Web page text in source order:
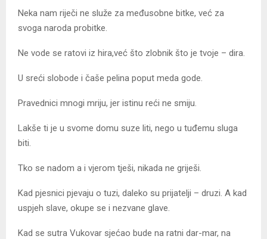
Neka nam riječi ne služe za međusobne bitke, već za
svoga naroda probitke.
Ne vode se ratovi iz hira,već što zlobnik što je tvoje – dira.
U sreći slobode i čaše pelina poput meda gode.
Pravednici mnogi mriju, jer istinu reći ne smiju.
Lakše ti je u svome domu suze liti, nego u tuđemu sluga
biti.
Tko se nadom a i vjerom tješi, nikada ne griješi.
Kad pjesnici pjevaju o tuzi, daleko su prijatelji – druzi. A kad
uspjeh slave, okupe se i nezvane glave.
Kad se sutra Vukovar sjećao bude na ratni dar-mar, na